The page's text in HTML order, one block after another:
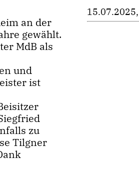
an der
gewählt.
MdB als
und
ist
zu
Tilgner